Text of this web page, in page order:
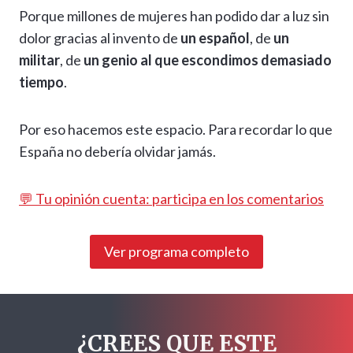
Porque millones de mujeres han podido dar a luz sin
dolor gracias al invento de un español, de un
militar, de un genio al que escondimos demasiado
tiempo.
Por eso hacemos este espacio. Para recordar lo que
España no debería olvidar jamás.
💬 Tu opinión cuenta: participa en los comentarios
Ver programa completo
¿CREES QUE ESTE